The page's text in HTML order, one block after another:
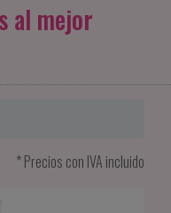
al mejor
* Precios con IVA incluido